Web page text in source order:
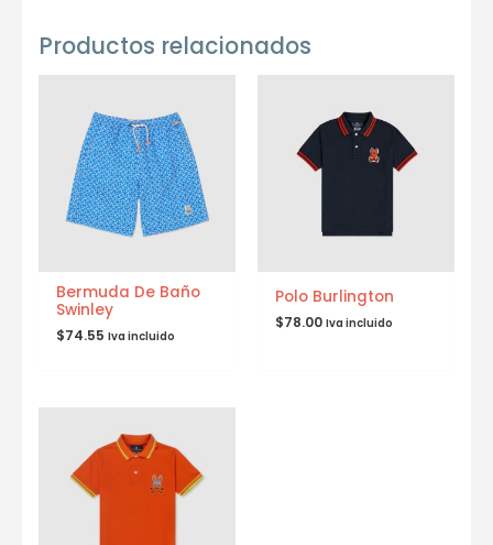
Productos relacionados
Bermuda De Baño
Swinley
$74.55 Iva incluido
Polo Burlington
$78.00 Iva incluido